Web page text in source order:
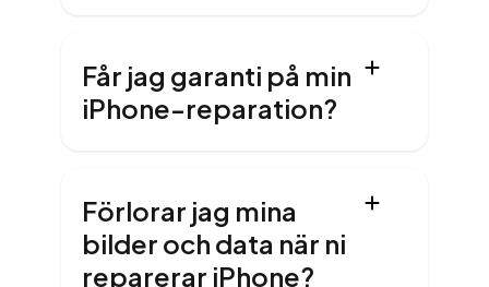
Får jag garanti på min
iPhone-reparation?
Förlorar jag mina
bilder och data när ni
reparerar iPhone?